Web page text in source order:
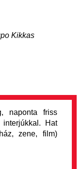
Kikkas
naponta friss
interjúkkal. Hat
zene, film)